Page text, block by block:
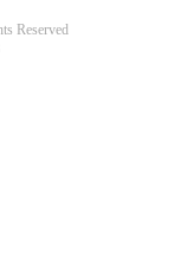
Reserved